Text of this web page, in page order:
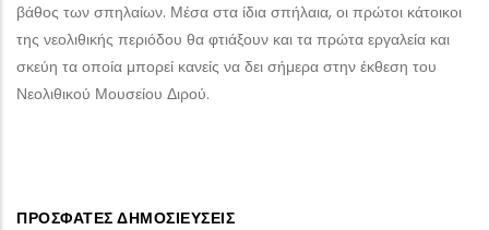
βάθος των σπηλαίων. Μέσα στα ίδια σπήλαια, οι πρώτοι κάτοικοι
της νεολιθικής περιόδου θα φτιάξουν και τα πρώτα εργαλεία και
σκεύη τα οποία μπορεί κανείς να δει σήμερα στην έκθεση του
Νεολιθικού Μουσείου Διρού.
ΠΡΌΣΦΑΤΕΣ ΔΗΜΟΣΙΕΎΣΕΙΣ